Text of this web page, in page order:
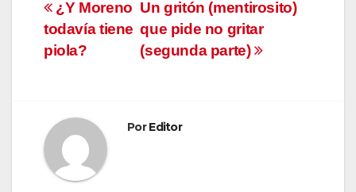
Navegación
de
entradas
Un gritón (mentirosito)
que pide no gritar
(segunda parte)
¿Y Moreno
todavía tiene
piola?
PorEditor